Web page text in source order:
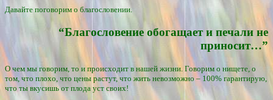
Давайте поговорим о благословении.
“Благословение обогащает и печали не
приносит…”
О чем мы говорим, то и происходит в нашей жизни. Говорим о нищете, о
том, что плохо, что цены растут, что жить невозможно – 100% гарантирую,
что ты вкусишь от плода уст своих!